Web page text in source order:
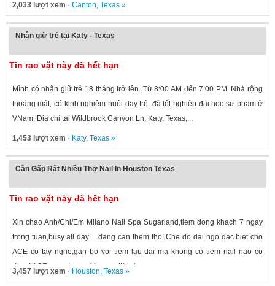
2,033 lượt xem · Canton, Texas»
Nhận giữ trẻ tại Katy - Texas
Tin rao vặt này đã hết hạn
Mình có nhận giữ trẻ 18 tháng trở lên. Từ 8:00 AM đến 7:00 PM. Nhà rộng
thoáng mát, có kinh nghiệm nuôi dạy trẻ, đã tốt nghiệp đại học sư phạm ở
VNam. Địa chỉ tại Wildbrook Canyon Ln, Katy, Texas,...
1,453 lượt xem · Katy, Texas»
Cần Gấp Rất Nhiều Thợ Nail In Houston Texas
Tin rao vặt này đã hết hạn
Xin chao Anh/Chi/Em Milano Nail Spa Sugarland,tiem dong khach 7 ngay
trong tuan,busy all day….dang can them tho! Che do dai ngo dac biet cho
ACE co tay nghe,gan bo voi tiem lau dai ma khong co tiem nail nao co
duoc! ACE quan tam vui long call/text...
3,457 lượt xem · Houston, Texas»